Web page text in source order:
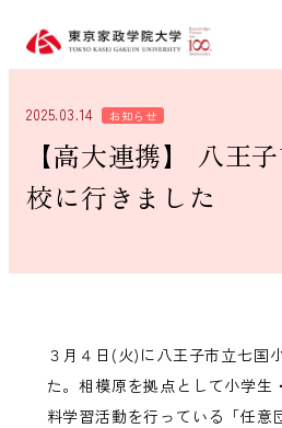
2025.03.14 お知らせ
【高大連携】 八王
校に行きました
３月４日(火)に八王子市立七国
た。相模原を拠点として小学生
料学習活動を行っている「任